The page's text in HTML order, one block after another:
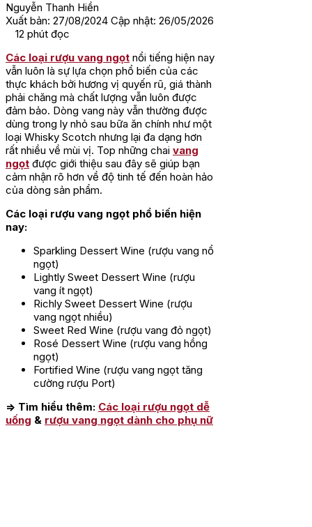
Nguyễn Thanh Hiền
Xuất bản: 27/08/2024 Cập nhật: 26/05/2026
12 phút đọc
Các loại rượu vang ngọt nổi tiếng hiện nay
vẫn luôn là sự lựa chọn phổ biến của các
thực khách bởi hương vị quyến rũ, giá thành
phải chăng mà chất lượng vẫn luôn được
đảm bảo. Dòng vang này vẫn thường được
dùng trong ly nhỏ sau bữa ăn chính như một
loại Whisky Scotch nhưng lại đa dạng hơn
rất nhiều về mùi vị. Top những chai vang
ngọt được giới thiệu sau đây sẽ giúp bạn
cảm nhận rõ hơn về độ tinh tế đến hoàn hảo
của dòng sản phẩm.
Các loại rượu vang ngọt phổ biến hiện
nay:
Sparkling Dessert Wine (rượu vang nổ
ngọt)
Lightly Sweet Dessert Wine (rượu
vang ít ngọt)
Richly Sweet Dessert Wine (rượu
vang ngọt nhiều)
Sweet Red Wine (rượu vang đỏ ngọt)
Rosé Dessert Wine (rượu vang hồng
ngọt)
Fortified Wine (rượu vang ngọt tăng
cường rượu Port)
=> Tìm hiểu thêm: Các loại rượu ngọt dễ
uống & rượu vang ngọt dành cho phụ nữ